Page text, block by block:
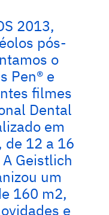
2013,
pós-
o
Pen® e
filmes
Dental
em
de 12 a 16
Geistlich
um
160 m2,
e